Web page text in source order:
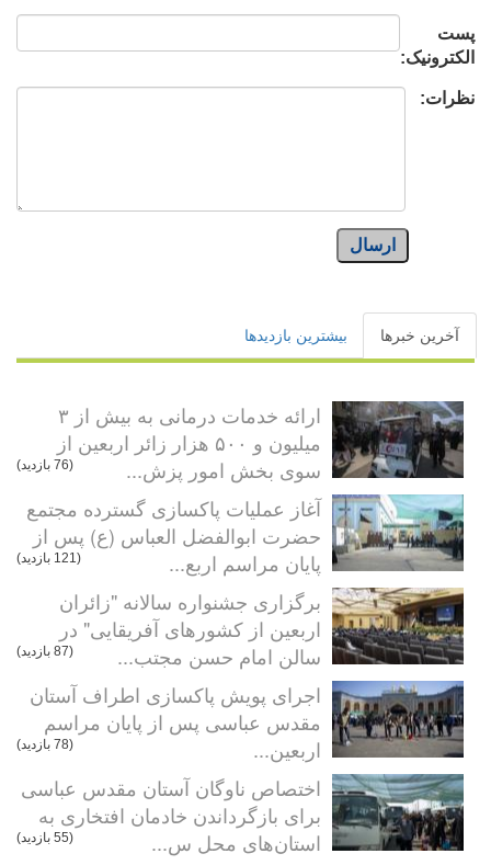
پست
الکترونیک:
نظرات:
ارسال
آخرین خبرها بیشترین بازدیدها
ارائه خدمات درمانی به بیش از ۳
میلیون و ۵۰۰ هزار زائر اربعین از
سوی بخش امور پزش...
(76 بازدید)
آغاز عملیات پاکسازی گسترده مجتمع
حضرت ابوالفضل العباس (ع) پس از
پایان مراسم اربع...
(121 بازدید)
برگزاری جشنواره سالانه "زائران
اربعین از کشورهای آفریقایی" در
سالن امام حسن مجتب...
(87 بازدید)
اجرای پویش پاکسازی اطراف آستان
مقدس عباسی پس از پایان مراسم
اربعین...
(78 بازدید)
اختصاص ناوگان آستان مقدس عباسی
برای بازگرداندن خادمان افتخاری به
استان‌های محل س...
(55 بازدید)